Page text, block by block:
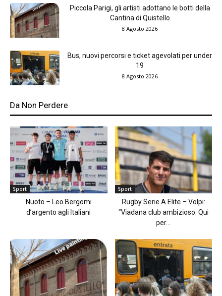
Piccola Parigi, gli artisti adottano le botti della
Cantina di Quistello
8 Agosto 2026
Bus, nuovi percorsi e ticket agevolati per under
19
8 Agosto 2026
Da Non Perdere
Sport
Nuoto – Leo Bergomi
d’argento agli Italiani
Sport
Rugby Serie A Elite – Volpi:
“Viadana club ambizioso. Qui
per...